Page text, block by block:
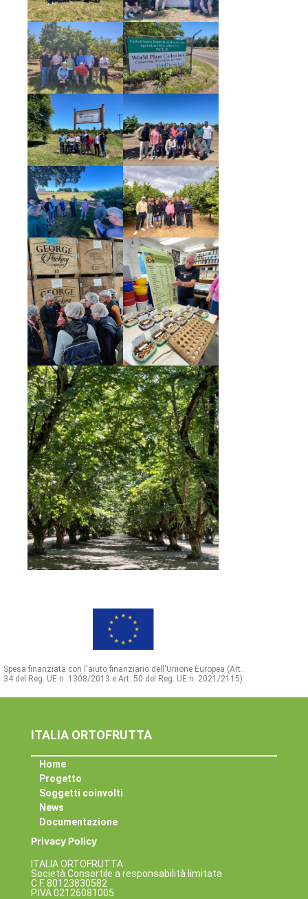
Spesa finanziata con l'aiuto finanziario dell'Unione Europea (Art.
34 del Reg. UE n. 1308/2013 e Art. 50 del Reg. UE n. 2021/2115)
ITALIA ORTOFRUTTA
Home
Progetto
Soggetti coinvolti
News
Documentazione
Privacy Policy
ITALIA ORTOFRUTTA
Società Consortile a responsabilità limitata
C.F. 80123830582
P.IVA 02126081005